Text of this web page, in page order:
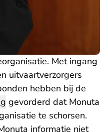
Met ingang
uitvaartverzorgers
hebben bij de
gevorderd dat Monuta
te schorsen.
informatie niet